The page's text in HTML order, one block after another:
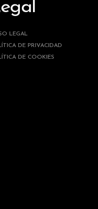
LEGAL
DE PRIVACIDAD
DE COOKIES